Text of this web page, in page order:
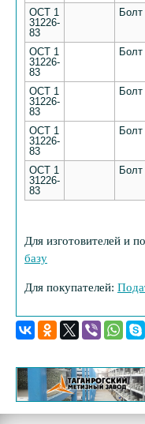
ОСТ 1
31226-
83
Болт
ОСТ 1
31226-
83
Болт
ОСТ 1
31226-
83
Болт
ОСТ 1
31226-
83
Болт
ОСТ 1
31226-
83
Болт
Для изготовителей и
базу
Для покупателей: